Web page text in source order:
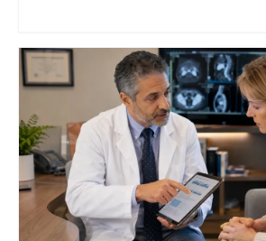
tym oznaczenia markerów
wskazywać na obecność choroby. W
postępowi w dziedzinie genetyki, coraz
również badania molekularne, które
genów związanych z nowotworami, co
spersonalizowane podejście do leczenia.
zrozumienie, że wczesne wykrycie
skuteczne leczenie oraz poprawia